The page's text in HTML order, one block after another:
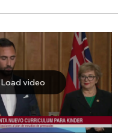
Load video